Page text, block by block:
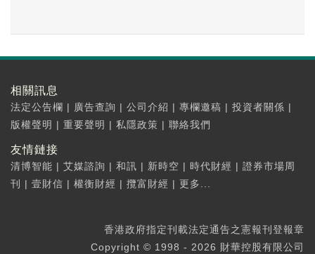
相關訊息
法定公告欄 | 廣告查詢 | 公司介紹 | 專欄邀稿 | 投資者關係 |
版權聲明 | 重要聲明 | 私隱政策 | 聯絡我們
友情鏈接
清博智能 | 艾媒諮詢 | 和訊 | 新時空 | 時代財經 | 證券市場周
刊
| 壹財信 | 權衡財經 | 攬富財經 | 更多...
香港政府指定刊載法定通告之憲報刊登報章
Copyright © 1998 - 2026 財華控股有限公司